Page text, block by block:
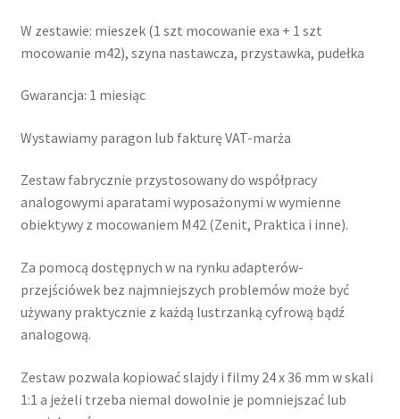
W zestawie: mieszek (1 szt mocowanie exa + 1 szt
mocowanie m42), szyna nastawcza, przystawka, pudełka
Gwarancja: 1 miesiąc
Wystawiamy paragon lub fakturę VAT-marża
Zestaw fabrycznie przystosowany do współpracy
analogowymi aparatami wyposażonymi w wymienne
obiektywy z mocowaniem M42 (Zenit, Praktica i inne).
Za pomocą dostępnych w na rynku adapterów-
przejściówek bez najmniejszych problemów może być
używany praktycznie z każdą lustrzanką cyfrową bądź
analogową.
Zestaw pozwala kopiować slajdy i filmy 24 x 36 mm w skali
1:1 a jeżeli trzeba niemal dowolnie je pomniejszać lub